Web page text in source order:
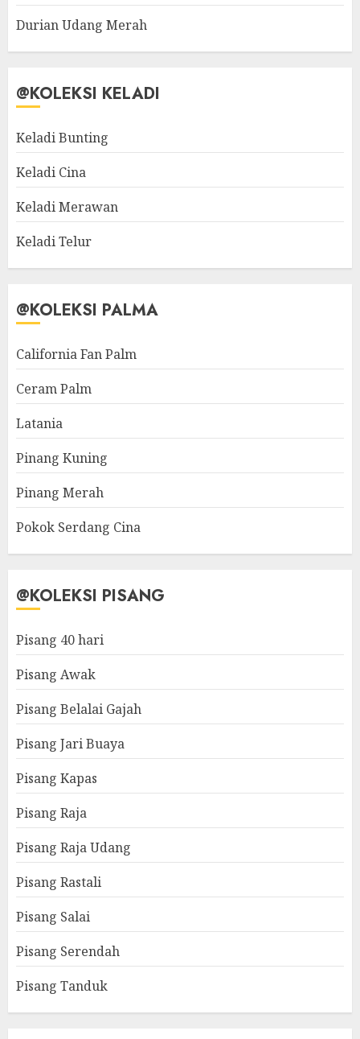
Durian Udang Merah
@KOLEKSI KELADI
Keladi Bunting
Keladi Cina
Keladi Merawan
Keladi Telur
@KOLEKSI PALMA
California Fan Palm
Ceram Palm
Latania
Pinang Kuning
Pinang Merah
Pokok Serdang Cina
@KOLEKSI PISANG
Pisang 40 hari
Pisang Awak
Pisang Belalai Gajah
Pisang Jari Buaya
Pisang Kapas
Pisang Raja
Pisang Raja Udang
Pisang Rastali
Pisang Salai
Pisang Serendah
Pisang Tanduk